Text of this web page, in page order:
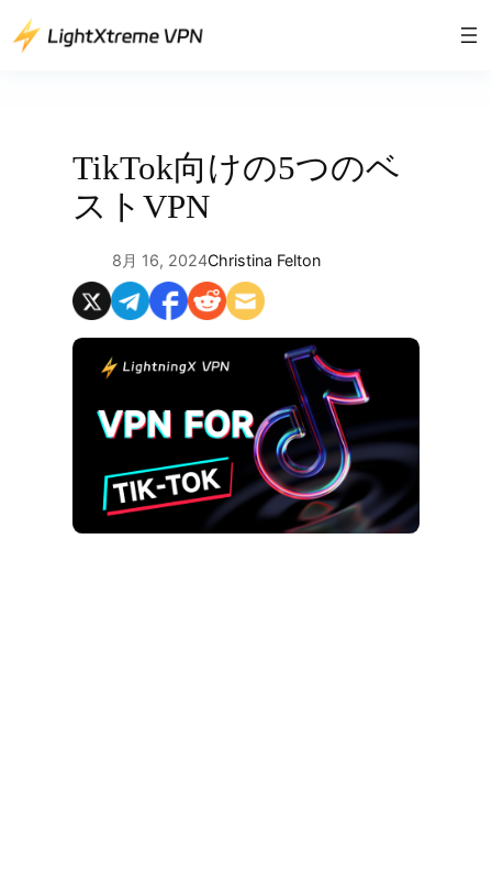
容
TikTok向けの5つのベ
ストVPN
8月 16, 2024Christina Felton